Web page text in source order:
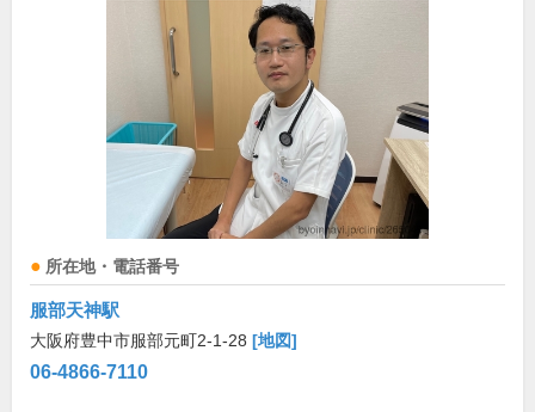
所在地・電話番号
服部天神駅
大阪府豊中市服部元町2-1-28 [地図]
06-4866-7110